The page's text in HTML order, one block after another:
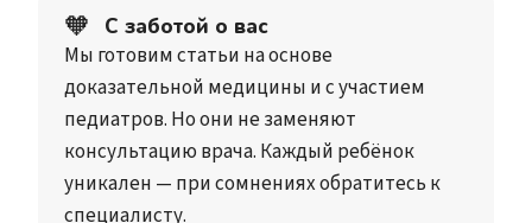
🧡 С заботой о вас
Мы готовим статьи на основе
доказательной медицины и с участием
педиатров. Но они не заменяют
консультацию врача. Каждый ребёнок
уникален — при сомнениях обратитесь к
специалисту.